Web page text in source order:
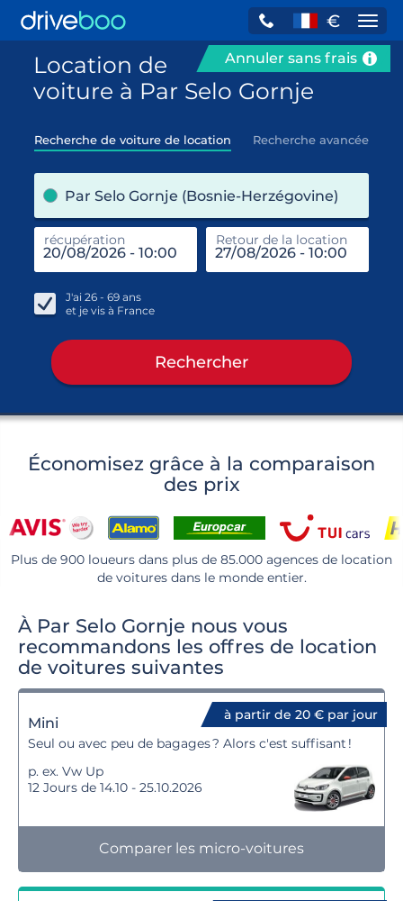
€
Annuler sans frais
Location de
voiture à Par Selo Gornje
Recherche de voiture de location Recherche avancée
Par Selo Gornje (Bosnie-Herzégovine)
récupération Retour de la location
J'ai 26 - 69 ans
et je vis à France
Rechercher
Économisez grâce à la comparaison
des prix
Plus de 900 loueurs dans plus de 85.000 agences de location
de voitures dans le monde entier.
À Par Selo Gornje nous vous
recommandons les offres de location
de voitures suivantes
à partir de 20 € par jour
Mini
Seul ou avec peu de bagages ? Alors c'est suffisant !
p. ex. Vw Up
12 Jours de 14.10 - 25.10.2026
Comparer les micro-voitures